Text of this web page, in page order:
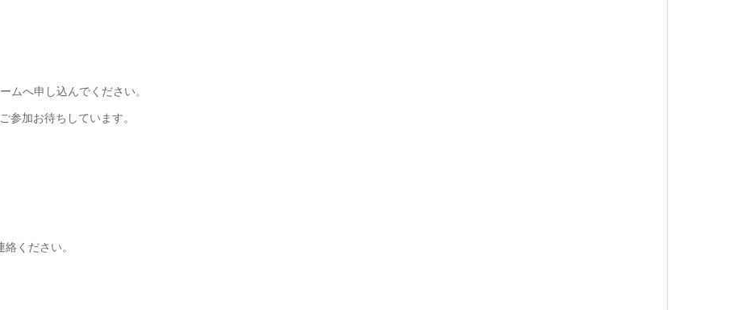
ムへ申し込んでください。
加お待ちしています。
ください。